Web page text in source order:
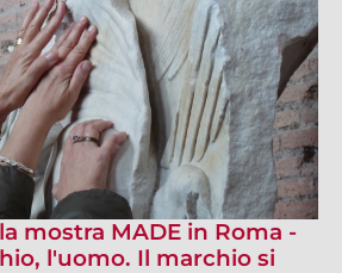
mostra MADE in Roma -
l'uomo. Il marchio si